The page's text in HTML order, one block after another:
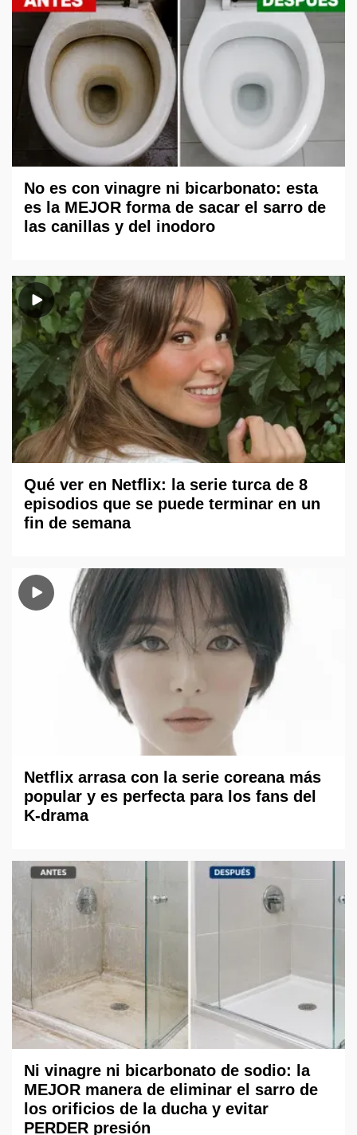
No es con vinagre ni bicarbonato: esta
es la MEJOR forma de sacar el sarro de
las canillas y del inodoro
Qué ver en Netflix: la serie turca de 8
episodios que se puede terminar en un
fin de semana
Netflix arrasa con la serie coreana más
popular y es perfecta para los fans del
K-drama
Ni vinagre ni bicarbonato de sodio: la
MEJOR manera de eliminar el sarro de
los orificios de la ducha y evitar
PERDER presión